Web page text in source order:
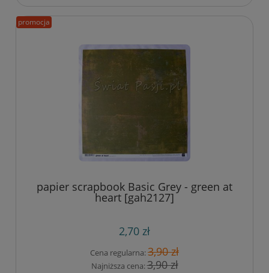
papier scrapbook Basic Grey - green at
heart [gah2127]
2,70 zł
Cena regularna:3,90 zł
Najniższa cena:3,90 zł
promocja